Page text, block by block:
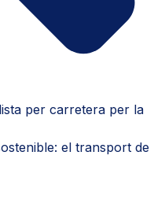
per carretera per la
el transport de